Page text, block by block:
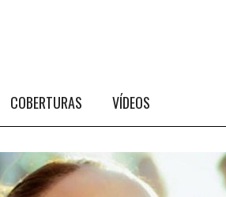
COBERTURAS VÍDEOS